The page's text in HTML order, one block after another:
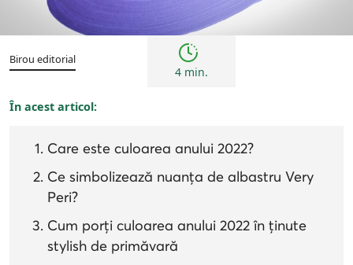
Birou editorial
4 min.
În acest articol:
Care este culoarea anului 2022?
Ce simbolizează nuanța de albastru Very
Peri?
Cum porți culoarea anului 2022 în ținute
stylish de primăvară